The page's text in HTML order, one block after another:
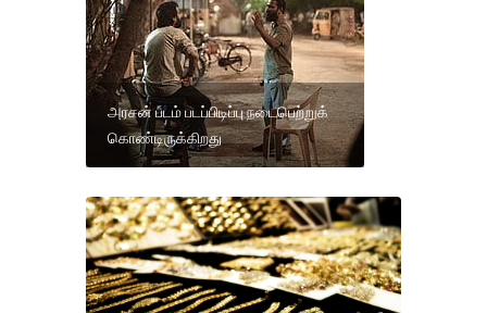
அரசன் படம் படப்பிடிப்பு நடைபெற்றுக்
கொண்டிருக்கிறது